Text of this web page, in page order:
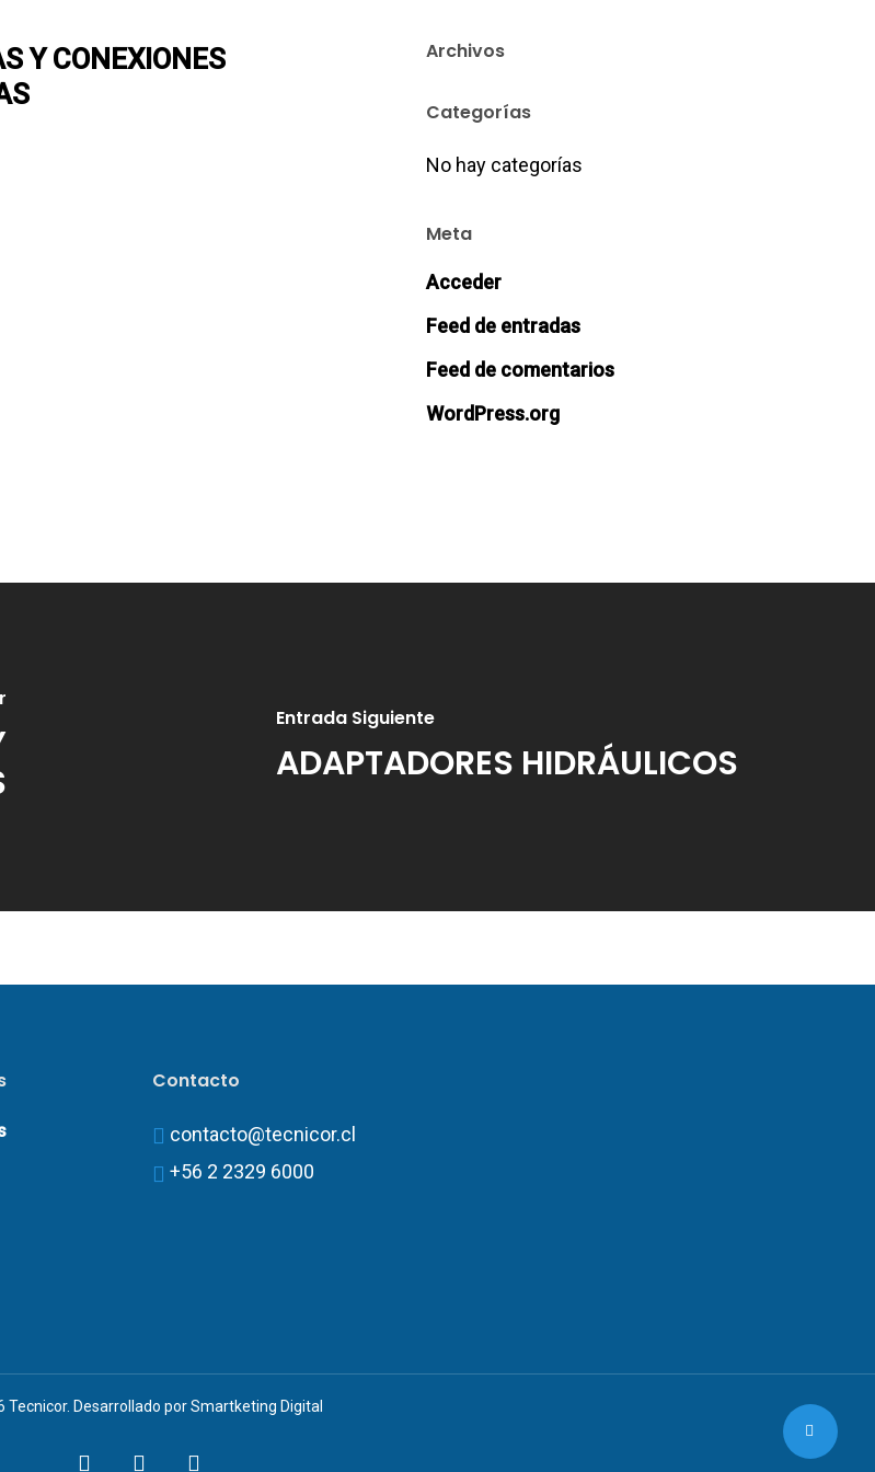
Y CONEXIONES
Archivos
Categorías
No hay categorías
Meta
Acceder
Feed de entradas
Feed de comentarios
WordPress.org
Entrada Siguiente
ADAPTADORES HIDRÁULICOS
Contacto
contacto@tecnicor.cl
+56 2 2329 6000
Tecnicor. Desarrollado porSmartketing Digital
instagramphone email